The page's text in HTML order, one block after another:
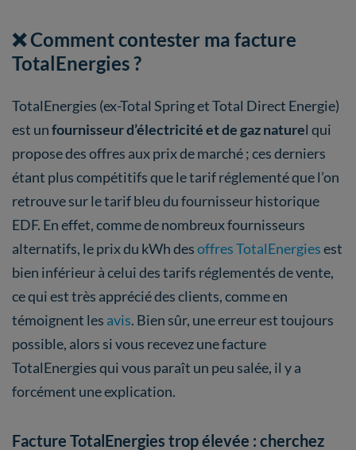
❌ Comment contester ma facture
TotalEnergies ?
TotalEnergies (ex-Total Spring et Total Direct Energie)
est unfournisseur d’électricitéet de gaz naturel qui
propose des offres aux prix de marché ; ces derniers
étant plus compétitifs que le tarif réglementé que l’on
retrouve sur le tarif bleu du fournisseur historique
EDF. En effet, comme de nombreux fournisseurs
alternatifs, le prix du kWh desoffres TotalEnergiesest
bien inférieur à celui des tarifs réglementés de vente,
ce qui est très apprécié des clients, comme en
témoignent les avis. Bien sûr, une erreur est toujours
possible, alors si vous recevez une facture
TotalEnergies qui vous paraît un peu salée, il y a
forcément une explication.
Facture TotalEnergies trop élevée : cherchez